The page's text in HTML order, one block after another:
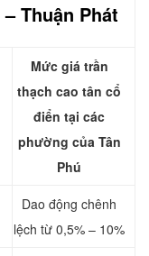
– Thuận Phát
Mức giá trần
thạch cao tân cổ
điển tại các
phường của Tân
Phú
Dao động chênh
lệch từ 0,5% – 10%